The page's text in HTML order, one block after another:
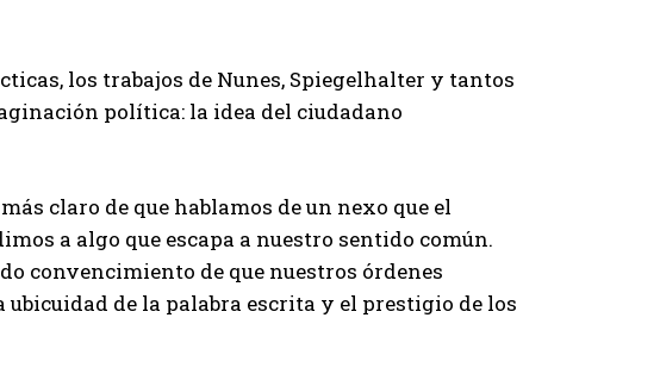
los trabajos de Nunes, Spiegelhalter y tantos
política: la idea del ciudadano
claro de que hablamos de un nexo que el
a algo que escapa a nuestro sentido común.
convencimiento de que nuestros órdenes
de la palabra escrita y el prestigio de los